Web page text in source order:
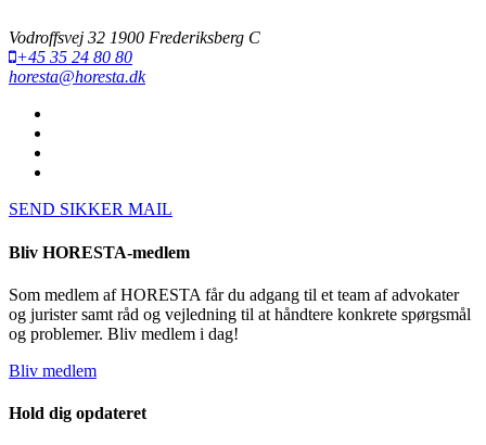
Vodroffsvej 32 1900 Frederiksberg C
+45 35 24 80 80
horesta@horesta.dk
SEND SIKKER MAIL
Bliv HORESTA-medlem
Som medlem af HORESTA får du adgang til et team af advokater
og jurister samt råd og vejledning til at håndtere konkrete spørgsmål
og problemer. Bliv medlem i dag!
Bliv medlem
Hold dig opdateret